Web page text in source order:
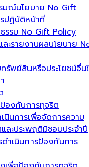
รมณ์นโยบาย No Gift
ปฏิบัติหน้าที่
รรม No Gift Policy
ละรายงานผลนโยบาย
รัพย์สินหรือประโยชน์อื่น
องกันการทุจริต
นินการเพื่อจัดการความ
ละประพฤติมิชอบประจำปี
ำเนินการป้องกันการ